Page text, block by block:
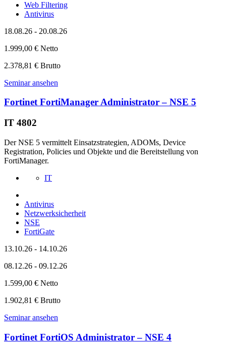
Web Filtering
Antivirus
18.08.26 - 20.08.26
1.999,00 € Netto
2.378,81 € Brutto
Seminar ansehen
Fortinet FortiManager Administrator – NSE 5
IT 4802
Der NSE 5 vermittelt Einsatzstrategien, ADOMs, Device
Registration, Policies und Objekte und die Bereitstellung von
FortiManager.
IT
Antivirus
Netzwerksicherheit
NSE
FortiGate
13.10.26 - 14.10.26
08.12.26 - 09.12.26
1.599,00 € Netto
1.902,81 € Brutto
Seminar ansehen
Fortinet FortiOS Administrator – NSE 4